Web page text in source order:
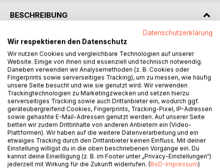
BESCHREIBUNG
16 Stories über Künstler*innen, Musiker*innen und
Persönlichkeiten, die das Stadtbild Berlins bis heute
prägen. Du erfährst mehr über das Leben und Wirken von
außergewöhnlichen Menschen wie Marlene Dietrich, Erich
Kästner, David Bowie oder Käthe Kollwitz, die alle in Berlin
lebten. Es sind aber keine Biographien, sondern die Stories
haben einen ganz persönlichen Bezug zur Erzählerin: Sie
hinterlassen einen bleibenden Eindruck, denn hinter jeder
Ecke Berlins knistert Geschichte. Kiezgeknister!
AUTOR/IN
Datenschutzerklärung
Wir respektieren den Datenschutz
Wir nutzen Cookies und vergleichbare Technologien auf unserer
Website. Einige von ihnen sind essenziell und technisch notwendig.
Daneben verwenden wir Analysemethoden (z. B. Cookies oder
Fingerprints sowie serverseitiges Tracking), um zu messen, wie häufig
unsere Seite besucht und wie sie genutzt wird. Wir verwenden
Trackingtechnologien zu Marketingzwecken und setzen hierzu
serverseitiges Tracking sowie auch Drittanbieter ein, wodurch ggf.
geräteübergreifend Cookies, Fingerprints, Tracking-Pixel, IP-Adressen
sowie gehashte E-Mail-Adressen genutzt werden. Auf unserer Seite
betten wir zudem Drittinhalte von anderen Anbietern ein (Video-
Plattformen). Wir haben auf die weitere Datenverarbeitung und ein
etwaiges Tracking durch den Drittanbieter keinen Einfluss. Mit deiner
Einstellung willigst du in die oben beschriebenen Vorgänge ein. Du
kannst deine Einwilligung (z. B. im Footer unter „Privacy-Einstellungen“)
jederzeit mit Wirkung für die Zukunft widerrufen. (BoD-Impressum)